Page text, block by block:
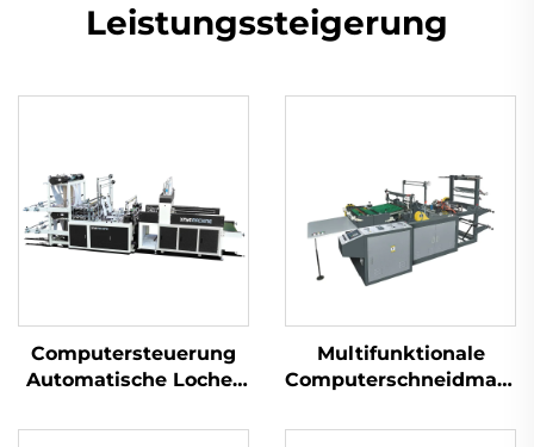
Leistungssteigerung
Computersteuerung
Automatische Locher
Multifunktionale